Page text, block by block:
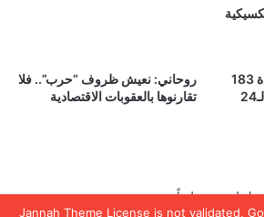
Jannah Theme License is not validated,
وزارة الصحة الإيرانية: وفاة 183
مواطنًا آخر بكورونا خلال الـ24
روحاني: نعيش ظروف “حرب”.. فلا
تقارنوها بالعقوبات الاقتصادية
لتضيف تعليقاً.